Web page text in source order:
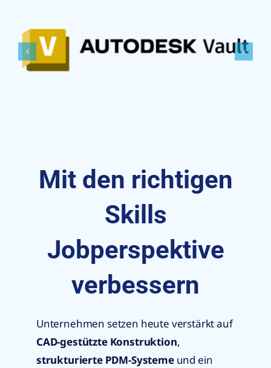
Mit den richtigen
Skills
Jobperspektive
verbessern
Unternehmen setzen heute verstärkt auf
CAD-gestützte Konstruktion,
strukturierte PDM-Systemeund ein